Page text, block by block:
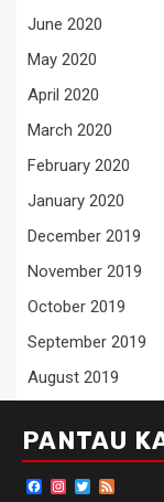
June 2020
May 2020
April 2020
March 2020
February 2020
January 2020
December 2019
November 2019
October 2019
September 2019
August 2019
PANTAU
Facebook
Instagram
Twitter